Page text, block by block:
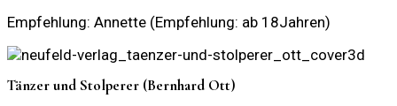
Empfehlung: Annette (Empfehlung: ab 18Jahren)
Tänzer und Stolperer (Bernhard Ott)